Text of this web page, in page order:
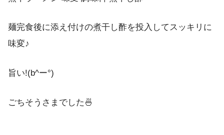
麺完食後に添え付けの煮干し酢を投入してスッキリに
味変♪
旨い!(b^ー°)
ごちそうさまでした🍜